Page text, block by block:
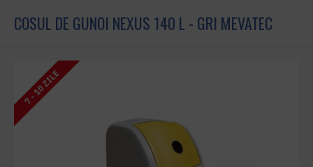
COSUL DE GUNOI NEXUS 140 L - GRI MEVATEC
7 - 10 ZILE